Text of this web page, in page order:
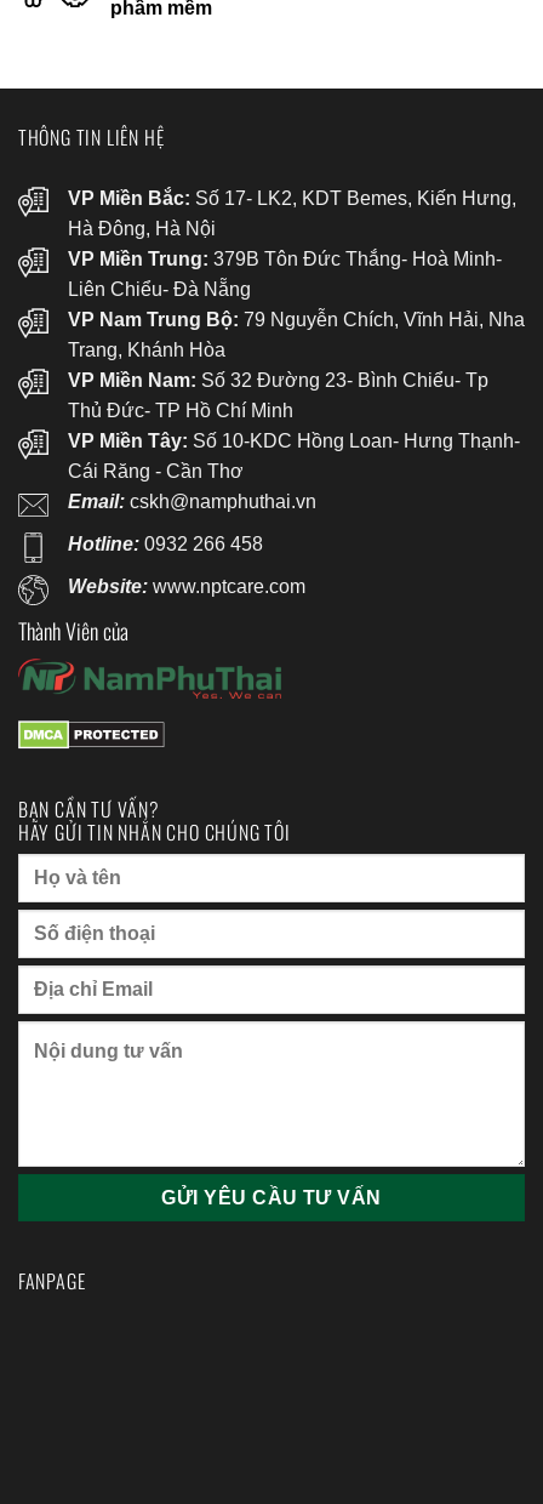
phầm mềm
THÔNG TIN LIÊN HỆ
VP Miền Bắc: Số 17- LK2, KDT Bemes, Kiến Hưng,
Hà Đông, Hà Nội
VP Miền Trung: 379B Tôn Đức Thắng- Hoà Minh-
Liên Chiểu- Đà Nẵng
VP Nam Trung Bộ: 79 Nguyễn Chích, Vĩnh Hải, Nha
Trang, Khánh Hòa
VP Miền Nam: Số 32 Đường 23- Bình Chiểu- Tp
Thủ Đức- TP Hồ Chí Minh
VP Miền Tây: Số 10-KDC Hồng Loan- Hưng Thạnh-
Cái Răng - Cần Thơ
Email: cskh@namphuthai.vn
Hotline: 0932 266 458
Website:www.nptcare.com
Thành Viên của
BẠN CẦN TƯ VẤN?
HÃY GỬI TIN NHẮN CHO CHÚNG TÔI
FANPAGE